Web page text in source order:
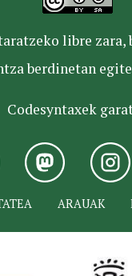
libre
berdinetan
Codesyntaxek
ARAUAK